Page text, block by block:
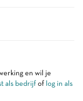
en wil je
als bedrijfof log in als